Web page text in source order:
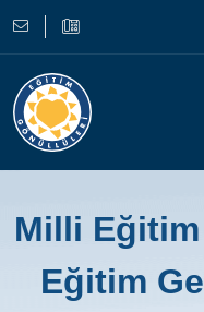
Milli Eğitim
Eğitim